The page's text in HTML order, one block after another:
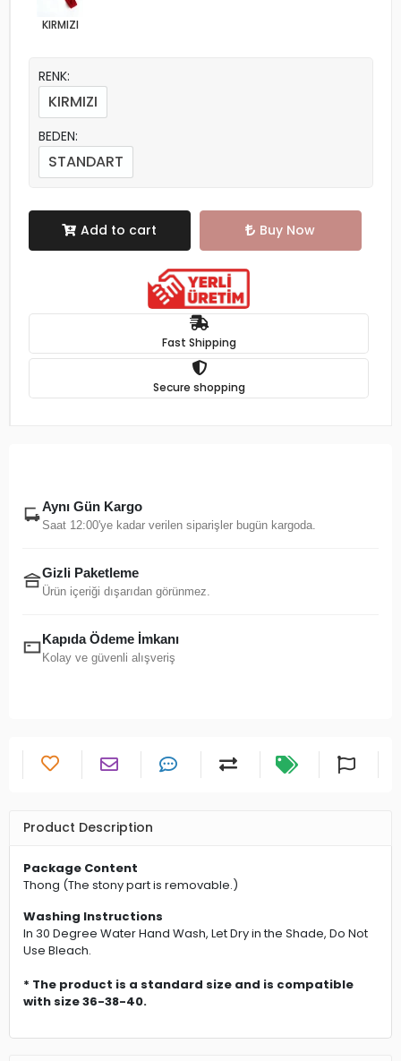
KIRMIZI
RENK:
KIRMIZI
BEDEN:
STANDART
Add to cart Buy Now
Fast Shipping
Secure shopping
Aynı Gün Kargo
Saat 12:00'ye kadar verilen siparişler bugün kargoda.
Gizli Paketleme
Ürün içeriği dışarıdan görünmez.
Kapıda Ödeme İmkanı
Kolay ve güvenli alışveriş
Product Description
Package Content
Thong (The stony part is removable.)
Washing Instructions
In 30 Degree Water Hand Wash, Let Dry in the Shade, Do Not
Use Bleach.
* The product is a standard size and is compatible
with size 36-38-40.